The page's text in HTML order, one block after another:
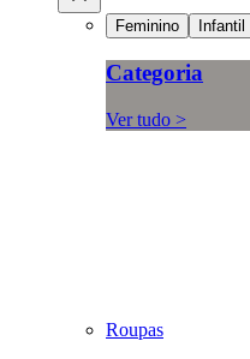
Feminino Infantil
Categoria
Ver tudo >
Roupas